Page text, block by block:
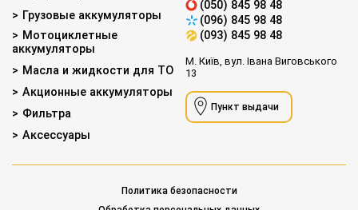
Грузовые аккумуляторы
Мотоциклетные
аккумуляторы
Масла и жидкости для ТО
Акционные аккумуляторы
Фильтра
Аксессуары
(050) 845 98 48
(096) 845 98 48
(093) 845 98 48
М. Київ, вул. Івана Виговського
13
Пункт выдачи
Политика безопасности